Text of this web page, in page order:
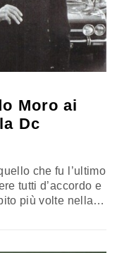
Moro ai
Dc
che fu l’ultimo
tutti d’accordo e
più volte nella